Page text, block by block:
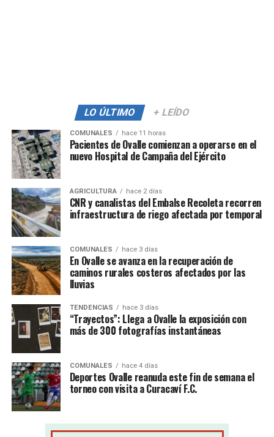
LO ÚLTIMO + LEÍDO
COMUNALES hace 11 horas
Pacientes de Ovalle comienzan a operarse en el
nuevo Hospital de Campaña del Ejército
AGRICULTURA hace 2 días
CNR y canalistas del Embalse Recoleta recorren
infraestructura de riego afectada por temporal
COMUNALES hace 3 días
En Ovalle se avanza en la recuperación de
caminos rurales costeros afectados por las
lluvias
TENDENCIAS hace 3 días
“Trayectos”: Llega a Ovalle la exposición con
más de 300 fotografías instantáneas
COMUNALES hace 4 días
Deportes Ovalle reanuda este fin de semana el
torneo con visita a Curacaví F.C.